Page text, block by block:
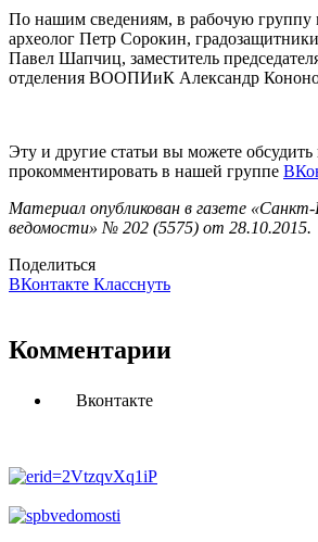
По нашим сведениям, в рабочую группу
археолог Петр Сорокин,
Павел Шапчиц, заместитель
отделения ВООПИиК Александр
Эту и другие статьи вы можете обсудить
прокомментировать в нашей группе
Материал опубликован в газете
ведомости» № 202 (5575) от 28.10.2015.
Поделиться
ВКонтакте Класснуть
Комментарии
Вконтакте